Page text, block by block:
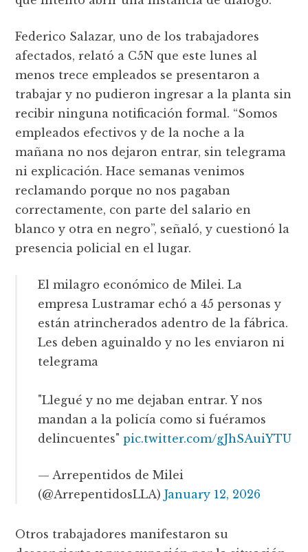
Federico Salazar, uno de los trabajadores
afectados, relató a C5N que este lunes al
menos trece empleados se presentaron a
trabajar y no pudieron ingresar a la planta sin
recibir ninguna notificación formal. “Somos
empleados efectivos y de la noche a la
mañana no nos dejaron entrar, sin telegrama
ni explicación. Hace semanas venimos
reclamando porque no nos pagaban
correctamente, con parte del salario en
blanco y otra en negro”, señaló, y cuestionó la
presencia policial en el lugar.
El milagro económico de Milei. La
empresa Lustramar echó a 45 personas y
están atrincherados adentro de la fábrica.
Les deben aguinaldo y no les enviaron ni
telegrama
"Llegué y no me dejaban entrar. Y nos
mandan a la policía como si fuéramos
delincuentes"pic.twitter.com/gJhSAuiYTU
— Arrepentidos de Milei
(@ArrepentidosLLA)January 12, 2026
Otros trabajadores manifestaron su